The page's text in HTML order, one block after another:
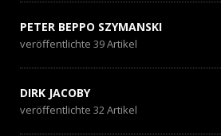
PETER BEPPO SZYMANSKI
veröffentlichte 39 Artikel
DIRK JACOBY
veröffentlichte 32 Artikel